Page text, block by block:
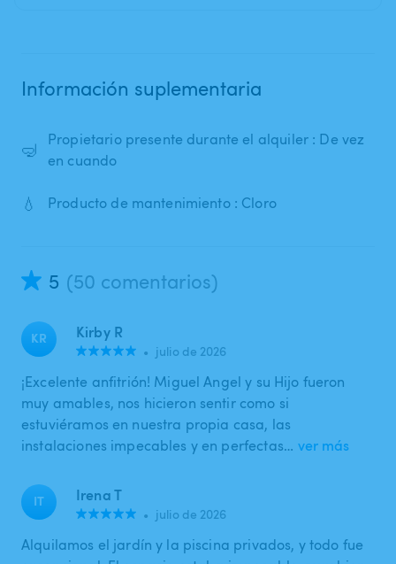
Información suplementaria
🤿
Propietario presente durante el alquiler : De vez
en cuando
💧 Producto de mantenimiento : Cloro
5 (50 comentarios)
KR Kirby R
• julio de 2026
¡Excelente anfitrión! Miguel Angel y su Hijo fueron
muy amables, nos hicieron sentir como si
estuviéramos en nuestra propia casa, las
instalaciones impecables y en perfectas… ver más
IT Irena T
• julio de 2026
Alquilamos el jardín y la piscina privados, y todo fue